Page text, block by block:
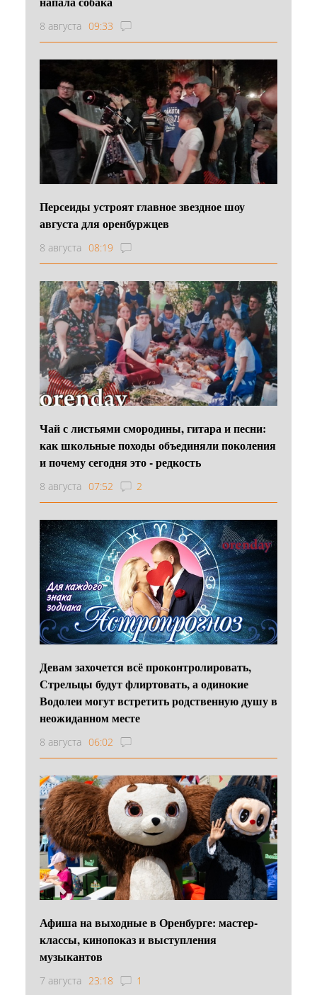
8 августа 09:33
Персеиды устроят главное звездное шоу
августа для оренбуржцев
8 августа 08:19
Чай с листьями смородины, гитара и песни:
как школьные походы объединяли поколения
и почему сегодня это - редкость
8 августа 07:52 2
Девам захочется всё проконтролировать,
Стрельцы будут флиртовать, а одинокие
Водолеи могут встретить родственную душу в
неожиданном месте
8 августа 06:02
Афиша на выходные в Оренбурге: мастер-
классы, кинопоказ и выступления
музыкантов
7 августа 23:18 1